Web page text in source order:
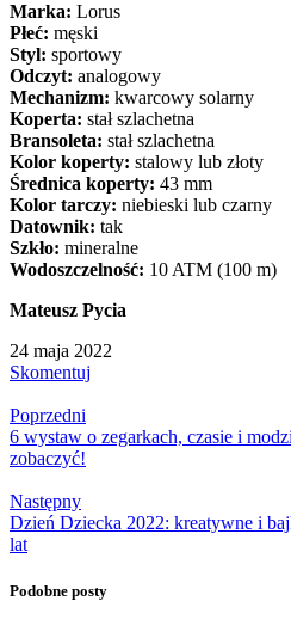
Marka: Lorus
Płeć: męski
Styl: sportowy
Odczyt: analogowy
Mechanizm: kwarcowy solarny
Koperta: stał szlachetna
Bransoleta: stał szlachetna
Kolor koperty: stalowy lub złoty
Średnica koperty: 43 mm
Kolor tarczy: niebieski lub czarny
Datownik: tak
Szkło: mineralne
Wodoszczelność: 10 ATM (100 m)
Mateusz Pycia
24 maja 2022
Skomentuj
Poprzedni
6 wystaw o zegarkach, czasie i
zobaczyć!
Następny
Dzień Dziecka 2022: kreatywne i
lat
Podobne posty